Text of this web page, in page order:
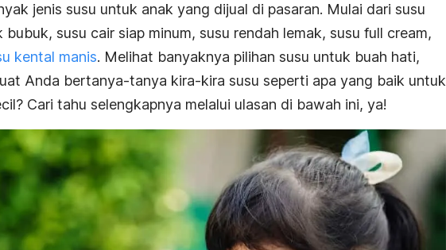
jenis susu untuk anak yang dijual di pasaran. Mulai dari susu
susu cair siap minum, susu rendah lemak, susu full cream,
kental manis. Melihat banyaknya pilihan susu untuk buah hati,
Anda bertanya-tanya kira-kira susu seperti apa yang baik untuk
Cari tahu selengkapnya melalui ulasan di bawah ini, ya!